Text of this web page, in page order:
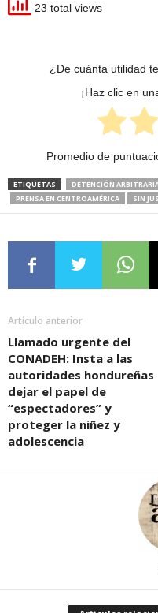
23 total views
¿De cuánta utilidad
¡Haz clic en
Promedio de
ETIQUETAS DETENCIÓN
PRENSA EN CENTROAMÉRICA
SIN
Artículo anterior
Llamado urgente del
CONADEH: Insta a las
autoridades hondureñas
dejar el papel de
“espectadores” y
proteger la niñez y
adolescencia